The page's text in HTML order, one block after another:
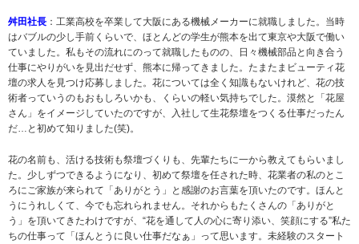
舛田社長 ：工業高校を卒業して大阪にある機械メーカーに就職しました。当時
はバブルの少し手前くらいで、ほとんどの学生が熊本を出て東京や大阪で働い
ていました。私もその流れにのって就職したものの、日々機械部品と向き合う
仕事にやりがいを見出だせず、熊本に帰ってきました。たまたまビューティ花
壇の求人を見つけ応募しました。花については全く知識もないけれど、花の技
術者っていうのもおもしろいかも、くらいの軽い気持ちでした。漠然と「花屋
さん」をイメージしていたのですが、入社して生花祭壇をつくる仕事だったん
だ…と初めて知りました(笑)。
花の名前も、活ける技術も祭壇づくりも、先輩たちに一から教えてもらいまし
た。少しずつできるようになり、初めて祭壇を任された時、花業者の私のとこ
ろにご家族が来られて「ありがとう」と感謝のお言葉を頂いたのです。ほんと
うにうれしくて、今でも忘れられません。それからもたくさんの「ありがと
う」を頂いてきたわけですが、“花を通して人の心に寄り添い、笑顔にする”私た
ちの仕事って「ほんとうに良い仕事だなぁ」って思います。未経験のスタート